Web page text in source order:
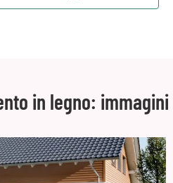
in legno: immagini